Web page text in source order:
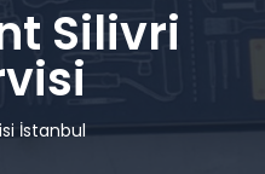
Silivri
İstanbul